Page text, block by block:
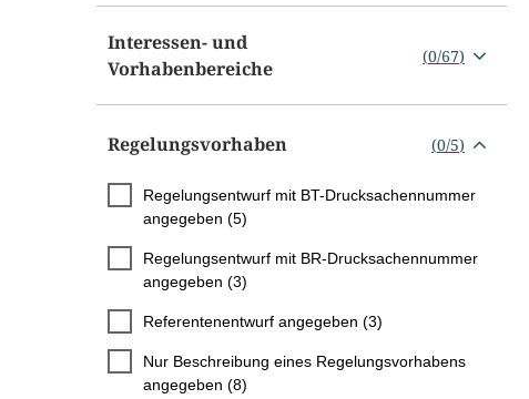
Interessen- und
Vorhabenbereiche
(0/67)
Regelungsvorhaben (0/5)
Regelungsentwurf mit BT-Drucksachennummer
angegeben (5)
Regelungsentwurf mit BR-Drucksachennummer
angegeben (3)
Referentenentwurf angegeben (3)
Nur Beschreibung eines Regelungsvorhabens
angegeben (8)